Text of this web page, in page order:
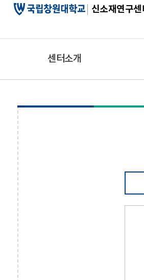
신소재연구센
센터소개